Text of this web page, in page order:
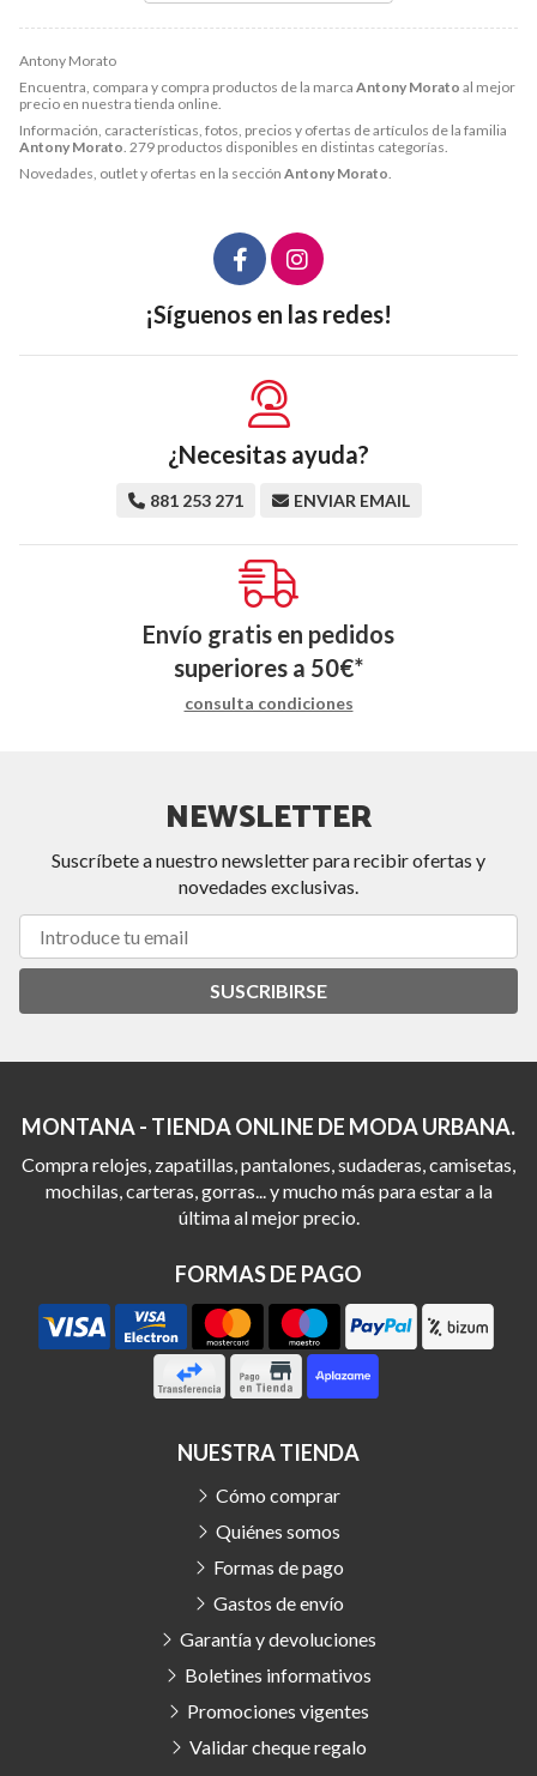
Antony Morato
Encuentra, compara y compra productos de la marca Antony Morato al mejor
precio en nuestra tienda online.
Información, características, fotos, precios y ofertas de artículos de la familia
Antony Morato. 279 productos disponibles en distintas categorías.
Novedades, outlet y ofertas en la sección Antony Morato.
¡Síguenos en las redes!
¿Necesitas ayuda?
881 253 271 ENVIAR EMAIL
Envío gratis en pedidos
superiores a 50€*
consulta condiciones
NEWSLETTER
Suscríbete a nuestro newsletter para recibir ofertas y
novedades exclusivas.
SUSCRIBIRSE
MONTANA - TIENDA ONLINE DE MODA URBANA.
Compra relojes, zapatillas, pantalones, sudaderas, camisetas,
mochilas, carteras, gorras... y mucho más para estar a la
última al mejor precio.
FORMAS DE PAGO
NUESTRA TIENDA
Cómo comprar
Quiénes somos
Formas de pago
Gastos de envío
Garantía y devoluciones
Boletines informativos
Promociones vigentes
Validar cheque regalo